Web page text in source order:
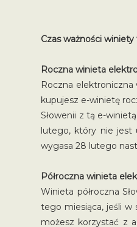
Czas ważności winiety
Roczna winieta
Roczna
kupujesz e-winietę
Słowenii z tą e-
lutego, który nie jest
wygasa 28 lutego
Półroczna winieta
Winieta półroczna
tego miesiąca, jeśli w
możesz korzystać z